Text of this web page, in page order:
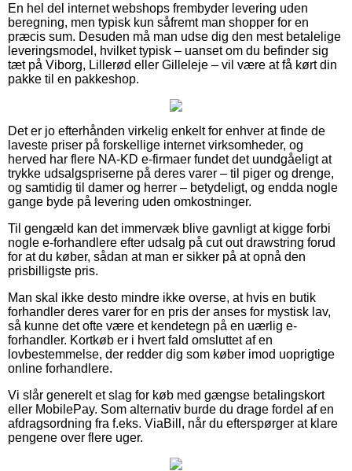
En hel del internet webshops frembyder levering uden
beregning, men typisk kun såfremt man shopper for en
præcis sum. Desuden må man udse dig den mest betalelige
leveringsmodel, hvilket typisk – uanset om du befinder sig
tæt på Viborg, Lillerød eller Gilleleje – vil være at få kørt din
pakke til en pakkeshop.
Det er jo efterhånden virkelig enkelt for enhver at finde de
laveste priser på forskellige internet virksomheder, og
herved har flere NA-KD e-firmaer fundet det uundgåeligt at
trykke udsalgspriserne på deres varer – til piger og drenge,
og samtidig til damer og herrer – betydeligt, og endda nogle
gange byde på levering uden omkostninger.
Til gengæld kan det immervæk blive gavnligt at kigge forbi
nogle e-forhandlere efter udsalg på cut out drawstring forud
for at du køber, sådan at man er sikker på at opnå den
prisbilligste pris.
Man skal ikke desto mindre ikke overse, at hvis en butik
forhandler deres varer for en pris der anses for mystisk lav,
så kunne det ofte være et kendetegn på en uærlig e-
forhandler. Kortkøb er i hvert fald omsluttet af en
lovbestemmelse, der redder dig som køber imod uoprigtige
online forhandlere.
Vi slår generelt et slag for køb med gængse betalingskort
eller MobilePay. Som alternativ burde du drage fordel af en
afdragsordning fra f.eks. ViaBill, når du efterspørger at klare
pengene over flere uger.